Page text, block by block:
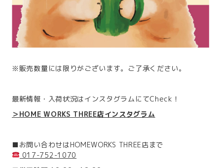
※販売数量には限りがございます。ご了承ください。
最新情報・入荷状況はインスタグラムにてCheck！
＞HOME WORKS THREE店インスタグラム
■お問い合わせはHOMEWORKS THREE店まで
017-752-1070